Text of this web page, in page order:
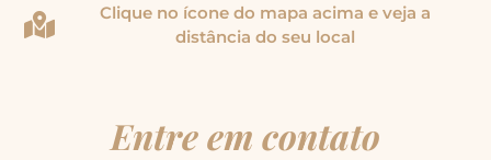
Clique no ícone do mapa acima e veja a
distância do seu local
Entre em contato